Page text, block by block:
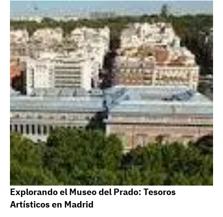
Explorando el Museo del Prado: Tesoros
Artísticos en Madrid